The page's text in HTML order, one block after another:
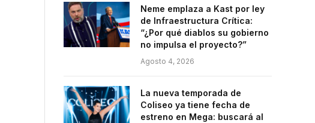
Neme emplaza a Kast por ley
de Infraestructura Crítica:
“¿Por qué diablos su gobierno
no impulsa el proyecto?”
Agosto 4, 2026
La nueva temporada de
Coliseo ya tiene fecha de
estreno en Mega: buscará al